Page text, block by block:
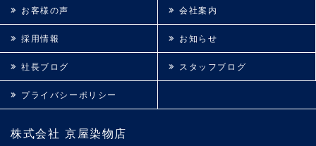
株式会社 京屋染物店
お客様の声 会社案内
採用情報 お知らせ
社長ブログ スタッフブログ
プライバシーポリシー